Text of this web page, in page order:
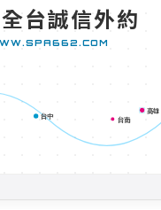
台誠信外約
台中 台南
高雄